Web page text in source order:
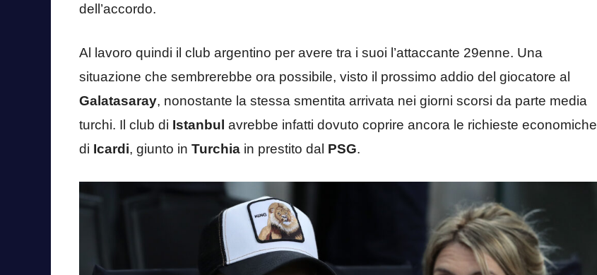
dell’accordo.
Al lavoro quindi il club argentino per avere tra i suoi l’attaccante 29enne. Una
situazione che sembrerebbe ora possibile, visto il prossimo addio del giocatore al
Galatasaray, nonostante la stessa smentita arrivata nei giorni scorsi da parte media
turchi. Il club di Istanbul avrebbe infatti dovuto coprire ancora le richieste economiche
di Icardi, giunto in Turchia in prestito dal PSG.